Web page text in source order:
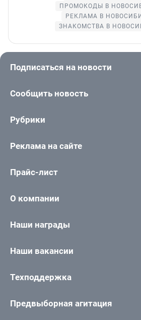
ПРОМОКОДЫ В
РЕКЛАМА В
ЗНАКОМСТВА В
Подписаться на новости
Сообщить новость
Рубрики
Реклама на сайте
Прайс-лист
О компании
Наши награды
Наши вакансии
Техподдержка
Предвыборная агитация